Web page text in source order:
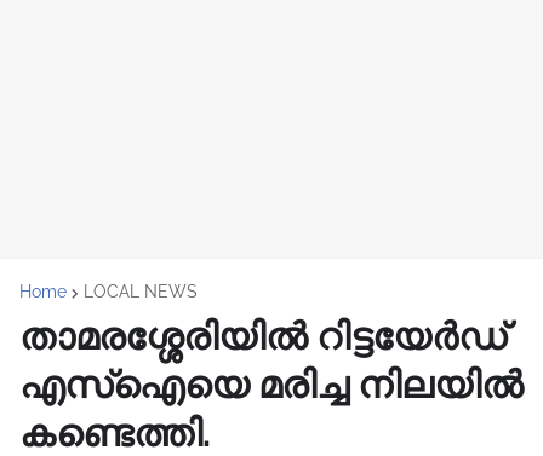
Home LOCAL NEWS
താമരശ്ശേരിയിൽ റിട്ടയേർഡ്
എസ്ഐയെ മരിച്ച നിലയിൽ
കണ്ടെത്തി.